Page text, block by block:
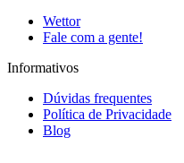
Wettor
Fale com a gente!
Informativos
Dúvidas frequentes
Política de Privacidade
Blog